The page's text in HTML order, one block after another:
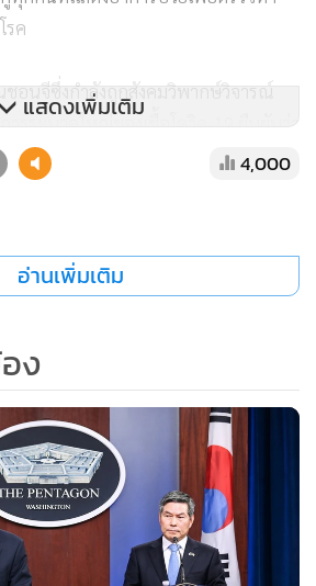
รค
อนจีซึ่งกำลังถูกสังคมวิพากษ์วิจารณ์
รระบาดใหญ่ของเชื้อโควิด-19 ยืนยันว่า
ทุกอย่างเพื่อยับยั้งการแพร่ระบาด แต่
กปิดข้อมูลส่วนตัวของสมาชิกเอาไว้
ดเชื้อไวรัสเพิ่มขึ้นอย่างต่อเนื่องในช่วง
ส่วนใหญ่รักษาตัวอยู่ที่โรงพยาบาลใน
ดียวกับเมืองแทกู
รายจากทั้งหมด 22 รายในจังหวัดนี้ติด
ราะห์ผู้พิการในเทศมณฑลชิลก็อก
มืองแทกู โดยมีต้นตอจากพนักงานคนหนึ่ง
สถ์ชินชอนจี
คแห่งสหรัฐฯ (CDC) ได้ยกระดับคำ
แสดงเพิ่มเติม
4,000
อ่านเพิ่มเติม
ง